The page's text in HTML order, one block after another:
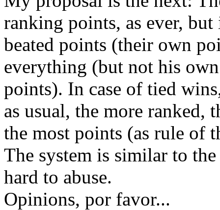
ranking points, as ever,
beated points (their own
everything (but not his
points). In case of tied
as usual, the more ranked,
the most points (as rule of
The system is similar to
hard to abuse.
Opinions, por favor...